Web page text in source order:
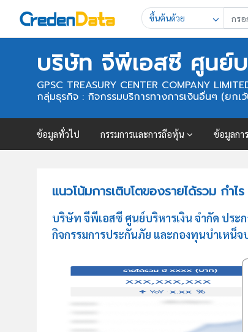
ขึ้นต้นด้วย
บริษัท จีพีเอสซี ศูนย์บ
GPSC TREASURY CENTER COMPANY
กลุ่มธุรกิจ : กิจกรรมบริการทางการเงินอื่นๆ (ยกเ
ข้อมูลทั่วไป กรรมการและการถือหุ้น ข้อมูลกา
แนวโน้มการเติบโตของรายได้รวม ก
บริษัท จีพีเอสซี ศูนย์บริหารเงิน จำกัด ประ
กิจกรรมการประกันภัย และกองทุนบำเหน็